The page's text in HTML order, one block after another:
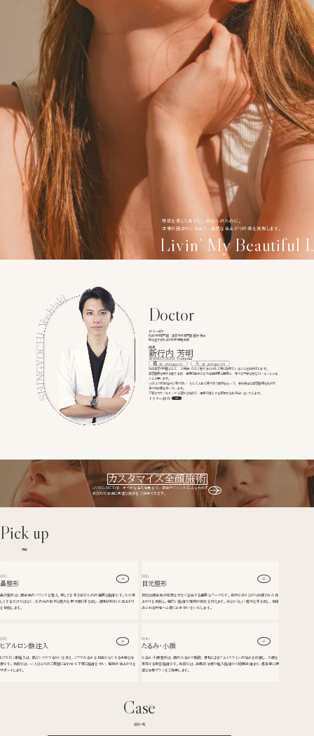
毎日を美しく生きたいあなたのために。
本来の顔立ちに似合う、
自然な仕上がりの美を実現します。
Livin’ My Beautiful
Doctor
ドクター紹介
形成外科専門医・美容外科専門医/医学博士
順天堂大学形成外科非常勤助教
院長
新行内 芳明
SHINGYOCHI Yoshiaki
dr_shingyochi dr_shingyochi
私は美容外科医として、ご来院いただく皆さまに対して常に誠実でいることをお約束します。
美容医療を受ける皆さまは、理想の自分になれる期待感と同時に、様々な不安も抱えていらっしゃる
ことと思います。
1人ひとりのお悩みに寄り添い、そして人生に寄り添う覚悟をもって、安心安全な美容医療を心がけ
日々の診療を行っています。
丁寧なカウンセリングと確かな技術で、理想の美しさを実現するお手伝いをいたします。
ドクター紹介
カスタマイズ全顔施術
LIVIN CLINICでは、オペから注入治療まで、 部位やジャンルにとらわれず
あなたに本当に最適な施術をご提供できます。
Pick up
特集
(01)
鼻整形
鼻の整形は、顔全体のバランスを整え、美しさを引き出すための重要な施術です。ただ美
しくするだけではなく、その方の自然な魅力を最大限に引き出し、調和の取れた仕上がり
を目指します。
(02)
目元整形
目元は顔全体の印象を大きく左右する重要なパーツです。自然でありながら洗練された仕
上がりを目指し、幅広い施術で理想の目元を叶えます。あなたらしい魅力を引き出し、自信
あふれる表情へと導くお手伝いをいたします。
(03)
ヒアルロン酸注入
ヒアルロン酸注入は、肌にハリやうるおいを与え、シワやたるみを目立たなくする手軽な治
療です。当院では、一人ひとりのご要望に合わせて丁寧に施術を行い、理想の仕上がりを
サポートします。
(04)
たるみ・小顔
たるみ・小顔整形は、顔のたるみや脂肪、骨格によるフェイスラインの悩みを改善し、小顔を
実現する美容施術です。当院では、高周波治療や注入施術から切開手術まで、患者様に最
適な治療プランをご提案します。
Case
症例一覧